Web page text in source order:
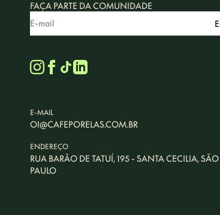
FAÇA PARTE DA COMUNIDADE
E-MAIL
OI@CAFEPORELAS.COM.BR
ENDEREÇO
RUA BARÃO DE TATUÍ, 195 - SANTA CECILIA, SÃO
PAULO